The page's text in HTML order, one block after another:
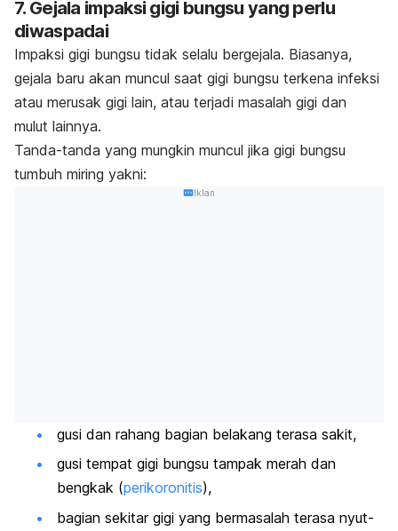
7. Gejala impaksi gigi bungsu yang perlu
diwaspadai
Impaksi gigi bungsu tidak selalu bergejala. Biasanya,
gejala baru akan muncul saat gigi bungsu terkena infeksi
atau merusak gigi lain, atau terjadi masalah gigi dan
mulut lainnya.
Tanda-tanda yang mungkin muncul jika gigi bungsu
tumbuh miring yakni:
Iklan
gusi dan rahang bagian belakang terasa sakit,
gusi tempat gigi bungsu tampak merah dan
bengkak (perikoronitis),
bagian sekitar gigi yang bermasalah terasa nyut-